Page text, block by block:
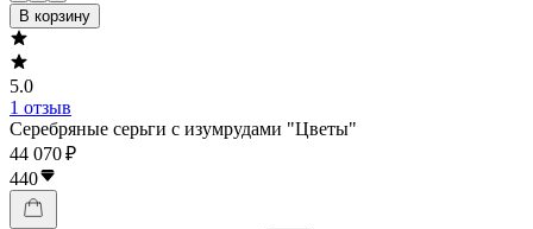
В корзину
5.0
1 отзыв
Серебряные серьги с изумрудами "Цветы"
44 070 ₽
440